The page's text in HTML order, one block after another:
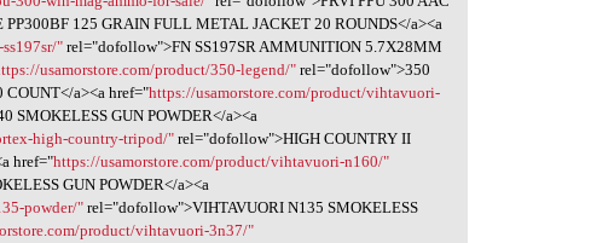
125 GRAIN FULL METAL JACKET 20 ROUNDS</a><a
" rel="dofollow">FN SS197SR AMMUNITION 5.7X28MM
usamorstore.com/product/350-legend/"rel="dofollow">350
COUNT</a><a href="https://usamorstore.com/product/vihtavuori-
SMOKELESS GUN POWDER</a><a
high-country-tripod/" rel="dofollow">HIGH COUNTRY II
href="https://usamorstore.com/product/vihtavuori-n160/"
GUN POWDER</a><a
powder/" rel="dofollow">VIHTAVUORI N135 SMOKELESS
product/vihtavuori-3n37/"